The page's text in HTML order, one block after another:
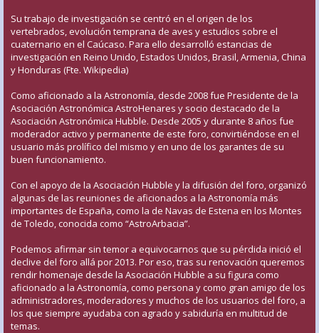
Su trabajo de investigación se centró en el origen de los
vertebrados, evolución temprana de aves y estudios sobre el
cuaternario en el Caúcaso. Para ello desarrolló estancias de
investigación en Reino Unido, Estados Unidos, Brasil, Armenia, China
y Honduras (Fte. Wikipedia)
Como aficionado a la Astronomía, desde 2008 fue Presidente de la
Asociación Astronómica AstroHenares y socio destacado de la
Asociación Astronómica Hubble. Desde 2005 y durante 8 años fue
moderador activo y permanente de este foro, convirtiéndose en el
usuario más prolífico del mismo y en uno de los garantes de su
buen funcionamiento.
Con el apoyo de la Asociación Hubble y la difusión del foro, organizó
algunas de las reuniones de aficionados a la Astronomía más
importantes de España, como la de Navas de Estena en los Montes
de Toledo, conocida como “AstroArbacia”.
Podemos afirmar sin temor a equivocarnos que su pérdida inició el
declive del foro allá por 2013. Por eso, tras su renovación queremos
rendir homenaje desde la Asociación Hubble a su figura como
aficionado a la Astronomía, como persona y como gran amigo de los
administradores, moderadores y muchos de los usuarios del foro, a
los que siempre ayudaba con agrado y sabiduría en multitud de
temas.